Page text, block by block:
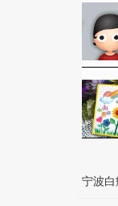
宁波白